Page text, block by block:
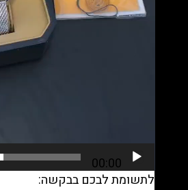
00:00
לתשומת לבכם בבקשה: